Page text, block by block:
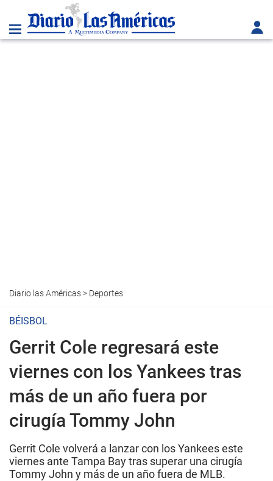
Diario las Américas> Deportes
BÉISBOL
Gerrit Cole regresará este
viernes con los Yankees tras
más de un año fuera por
cirugía Tommy John
Gerrit Cole volverá a lanzar con los Yankees este
viernes ante Tampa Bay tras superar una cirugía
Tommy John y más de un año fuera de MLB.